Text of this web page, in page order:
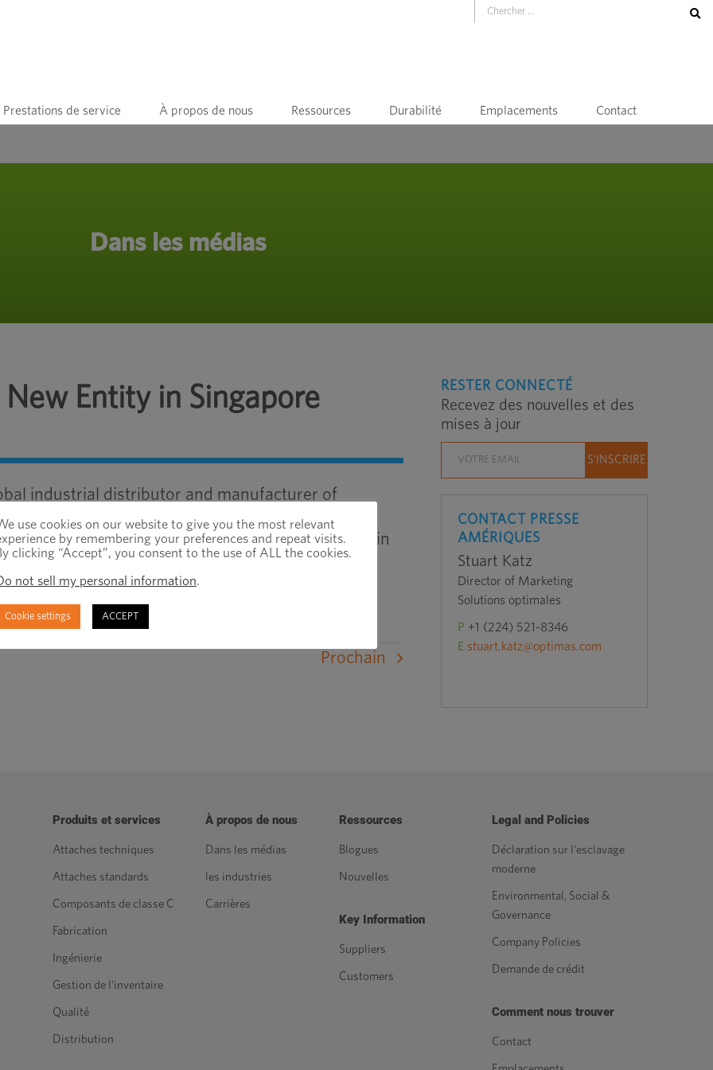
Prestations de service À propos de nous Ressources Durabilité Emplacements Contact
Dans les médias
Entity in Singapore
industrial distributor and manufacturer of
that a new entity in Singapore has been
Ltd, to strategically aid growth for its partners in
Prochain
RESTER CONNECTÉ
Recevez des nouvelles et des
mises à jour
CONTACT PRESSE
AMÉRIQUES
Stuart Katz
Director of Marketing
Solutions optimales
P +1 (224) 521-8346
E stuart.katz@optimas.com
Produits et services
Attaches techniques
Attaches standards
Composants de classe C
Fabrication
Ingénierie
Gestion de l'inventaire
Qualité
Distribution
À propos de nous
Dans les médias
les industries
Carrières
Ressources
Blogues
Nouvelles
Key Information
Suppliers
Customers
Legal and Policies
Déclaration sur l'esclavage
moderne
Environmental, Social &
Governance
Company Policies
Demande de crédit
Comment nous trouver
Contact
use cookies on our website to give you the most relevant
by remembering your preferences and repeat visits.
clicking “Accept”, you consent to the use of ALL the cookies.
not sell my personal information.
Cookie settings ACCEPT